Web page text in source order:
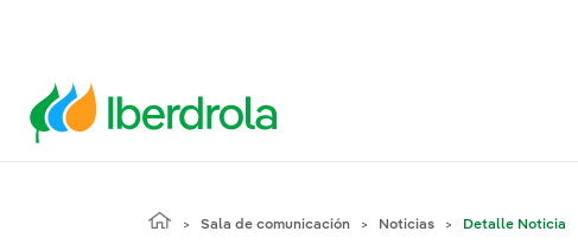
Sala de comunicación Noticias Detalle Noticia